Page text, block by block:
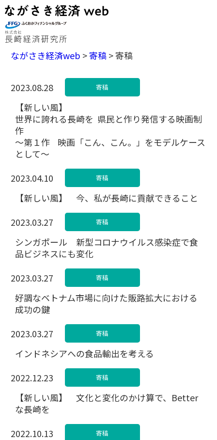
ながさき経済web >寄稿 >寄稿
2023.08.28 寄稿
【新しい風】
世界に誇れる長崎を 県民と作り発信する映画制
作
〜第１作 映画「こん、こん。」をモデルケース
として〜
2023.04.10
寄稿
【新しい風】 今、私が長崎に貢献できること
2023.03.27
寄稿
シンガポール 新型コロナウイルス感染症で食
品ビジネスにも変化
2023.03.27
寄稿
好調なベトナム市場に向けた販路拡大における
成功の鍵
2023.03.27
寄稿
インドネシアへの食品輸出を考える
2022.12.23
寄稿
【新しい風】 文化と変化のかけ算で、Better
な長崎を
2022.10.13
寄稿